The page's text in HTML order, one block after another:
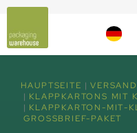
HAUPTSEITE
KLAPPKARTONS MIT
KLAPPKARTON-MIT-
GROSSBRIEF-PAKET